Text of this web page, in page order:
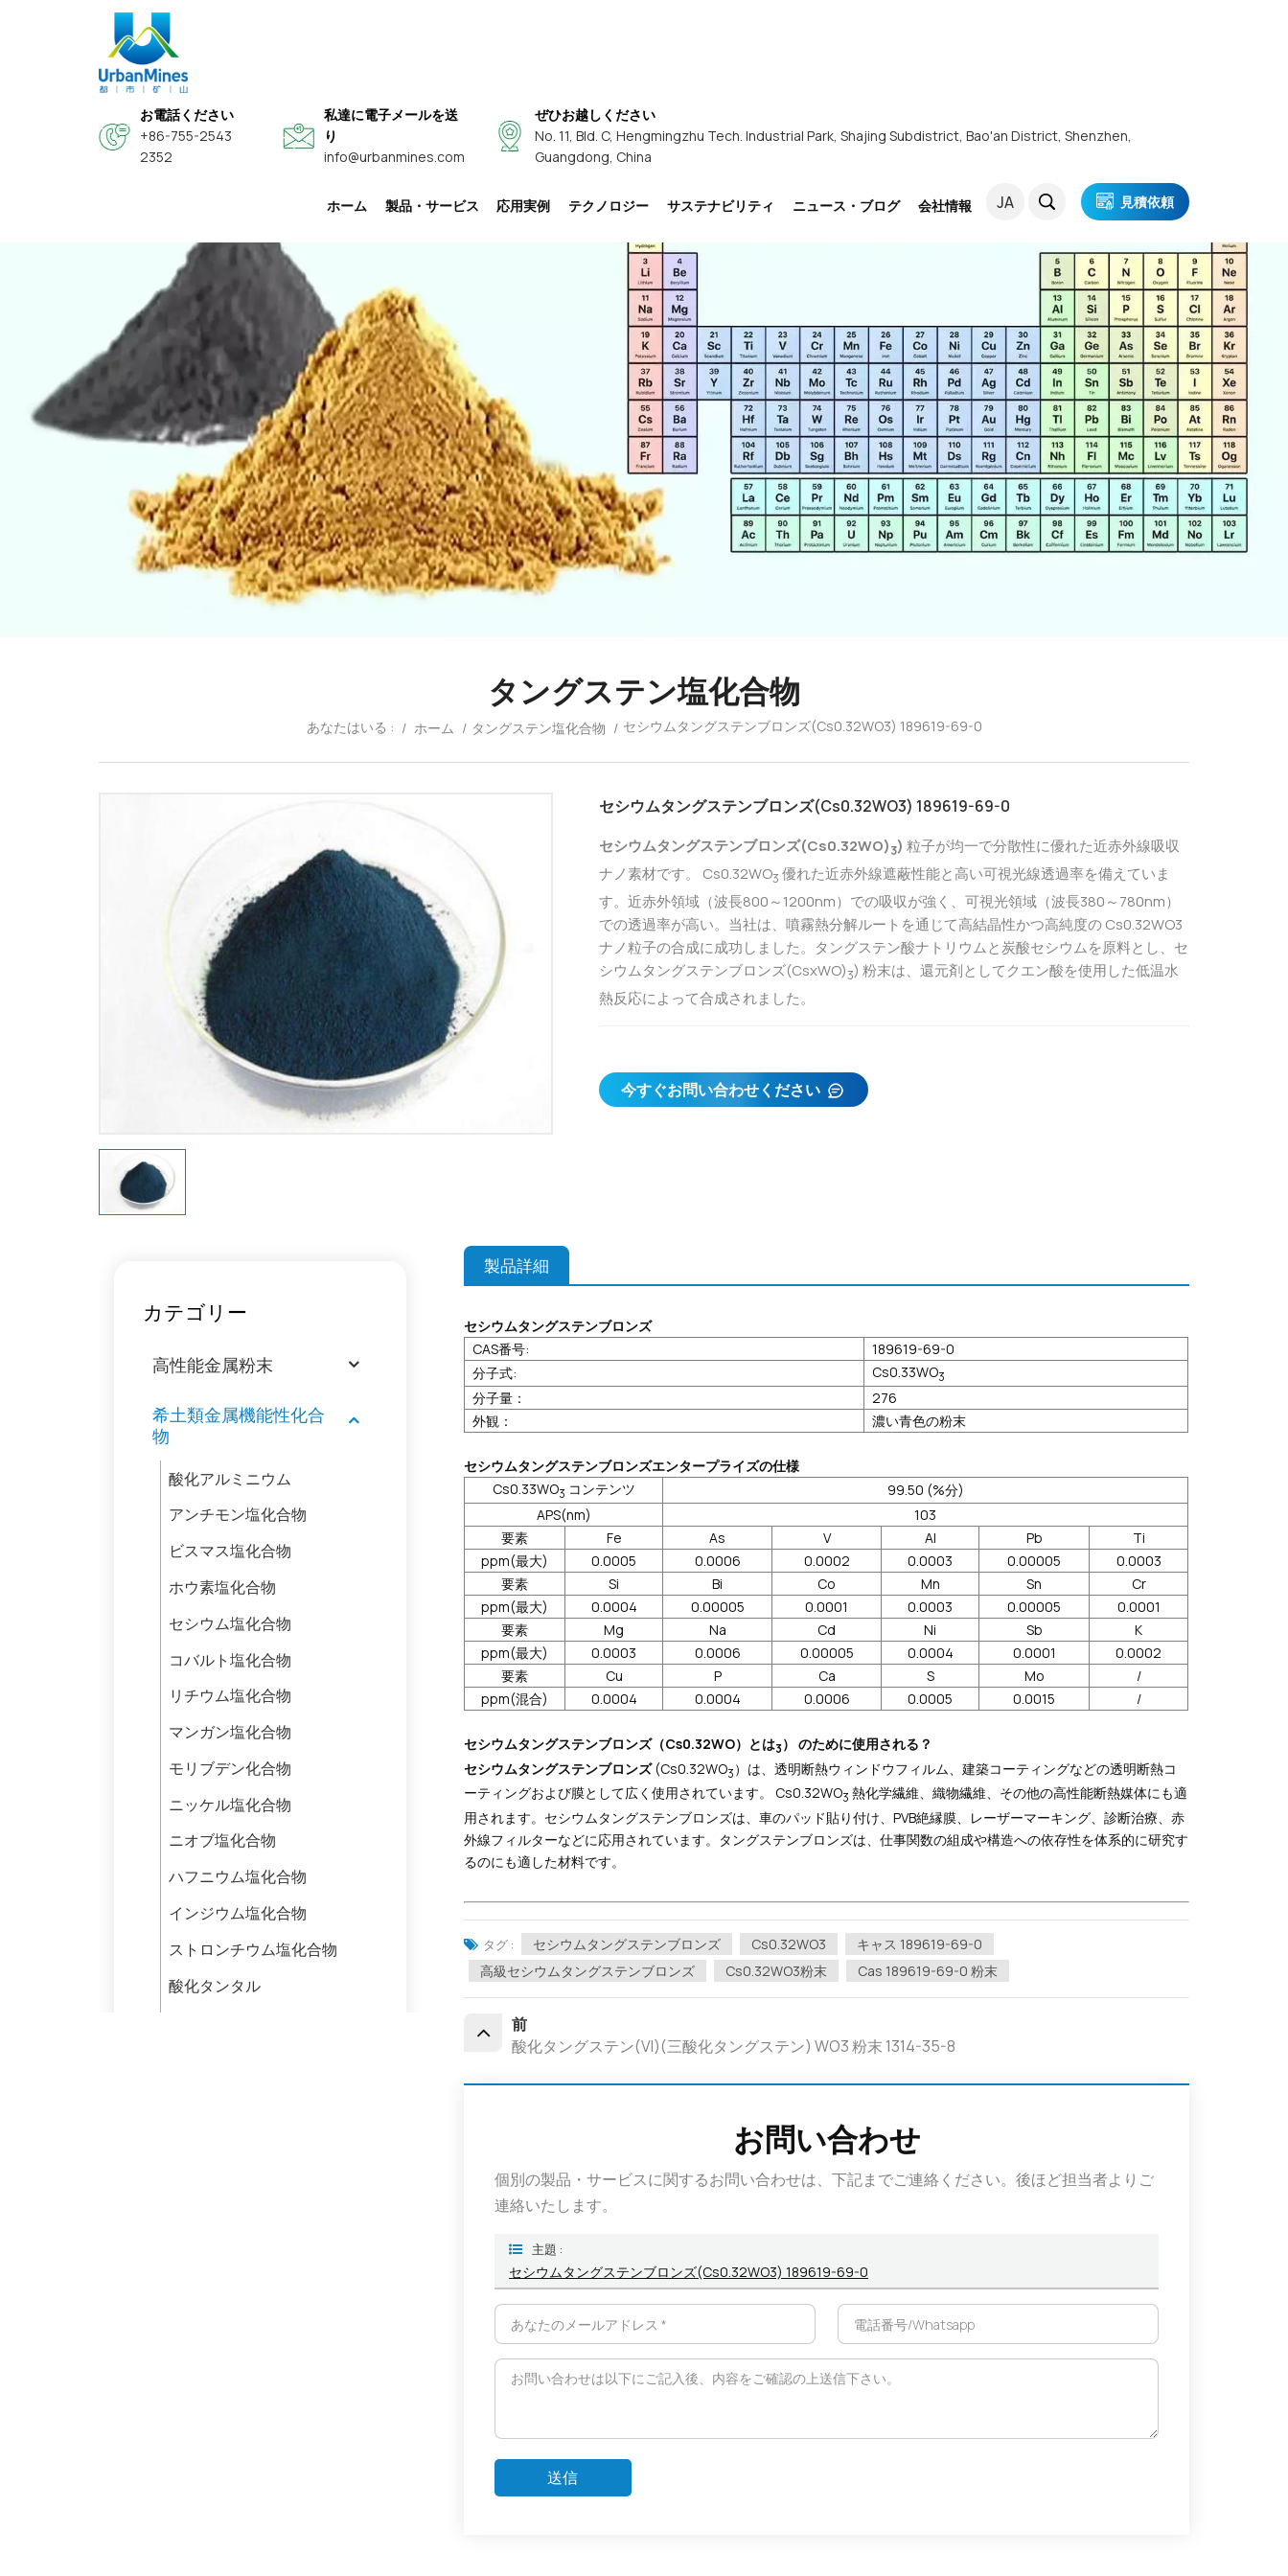
お電話ください
+86-755-2543
2352
私達に電子メールを送
り
info@urbanmines.com
ぜひお越しください
No. 11, Bld. C, Hengmingzhu Tech. Industrial Park, Shajing Subdistrict, Bao'an District, Shenzhen,
Guangdong, China
ホーム 製品・サービス 応用実例 テクノロジー サステナビリティ ニュース・ブログ 会社情報 JA 見積依頼
タングステン塩化合物
あなたはいる : / ホーム / タングステン塩化合物 / セシウムタングステンブロンズ(Cs0.32WO3) 189619-69-0
セシウムタングステンブロンズ(Cs0.32WO3) 189619-69-0
セシウムタングステンブロンズ(Cs0.32WO)3) 粒子が均一で分散性に優れた近赤外線吸収
ナノ素材です。 Cs0.32WO3 優れた近赤外線遮蔽性能と高い可視光線透過率を備えていま
す。近赤外領域（波長800～1200nm）での吸収が強く、可視光領域（波長380～780nm）
での透過率が高い。当社は、噴霧熱分解ルートを通じて高結晶性かつ高純度の Cs0.32WO3
ナノ粒子の合成に成功しました。タングステン酸ナトリウムと炭酸セシウムを原料とし、セ
シウムタングステンブロンズ(CsxWO)3) 粉末は、還元剤としてクエン酸を使用した低温水
熱反応によって合成されました。
今すぐお問い合わせください
製品詳細
セシウムタングステンブロンズ
CAS番号:
189619-69-0
分子式:
Cs0.33WO3
分子量：
276
外観：
濃い青色の粉末
セシウムタングステンブロンズエンタープライズの仕様
Cs0.33WO3 コンテンツ
99.50 (%分)
APS(nm)
103
要素
Fe As V Al Pb
Ti
ppm(最大)
0.0005 0.0006 0.0002 0.0003 0.00005
0.0003
要素
Si Bi Co Mn Sn
Cr
ppm(最大)
0.0004 0.00005 0.0001 0.0003 0.00005
0.0001
要素
Mg Na Cd Ni Sb
K
ppm(最大)
0.0003 0.0006 0.00005 0.0004 0.0001
0.0002
要素
Cu P Ca S Mo
/
ppm(混合)
0.0004 0.0004 0.0006 0.0005 0.0015 /
セシウムタングステンブロンズ（Cs0.32WO）とは3） のために使用される？
セシウムタングステンブロンズ(Cs0.32WO3 ）は、透明断熱ウィンドウフィルム、建築コーティングなどの透明断熱コ
ーティングおよび膜として広く使用されています。 Cs0.32WO3 熱化学繊維、織物繊維、その他の高性能断熱媒体にも適
用されます。セシウムタングステンブロンズは、車のパッド貼り付け、PVB絶縁膜、レーザーマーキング、診断治療、赤
外線フィルターなどに応用されています。タングステンブロンズは、仕事関数の組成や構造への依存性を体系的に研究す
るのにも適した材料です。
タグ : セシウムタングステンブロンズ Cs0.32WO3
キャス 189619-69-0
高級セシウムタングステンブロンズ
Cs0.32WO3粉末 Cas 189619-69-0 粉末
前
酸化タングステン(VI)(三酸化タングステン) WO3 粉末 1314-35-8
お問い合わせ
個別の製品・サービスに関するお問い合わせは、下記までご連絡ください。後ほど担当者よりご
連絡いたします。
主題 :
セシウムタングステンブロンズ(Cs0.32WO3) 189619-69-0
送信
カテゴリー
高性能金属粉末
希土類金属機能性化合
物
酸化アルミニウム
アンチモン塩化合物
ビスマス塩化合物
ホウ素塩化合物
セシウム塩化合物
コバルト塩化合物
リチウム塩化合物
マンガン塩化合物
モリブデン化合物
ニッケル塩化合物
ニオブ塩化合物
ハフニウム塩化合物
インジウム塩化合物
ストロンチウム塩化合物
酸化タンタル